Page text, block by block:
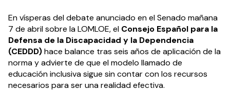
En vísperas del debate anunciado en el Senado mañana
7 de abril sobre la LOMLOE, el Consejo Español para la
Defensa de la Discapacidad y la Dependencia
(CEDDD)hace balance tras seis años de aplicación de la
norma y advierte de que el modelo llamado de
educación inclusiva sigue sin contar con los recursos
necesarios para ser una realidad efectiva.